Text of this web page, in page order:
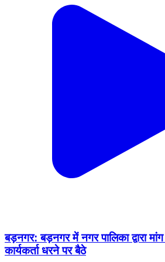
बड़नगर: बड़नगर में नगर पालिका द्वारा
कार्यकर्ता धरने पर बैठे